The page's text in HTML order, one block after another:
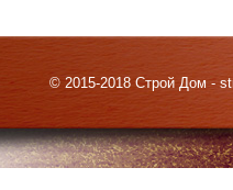
© 2015-2018 Строй Дом -